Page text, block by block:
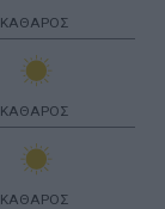
ΚΑΘΑΡΟΣ
ΚΑΘΑΡΟΣ
ΚΑΘΑΡΟΣ